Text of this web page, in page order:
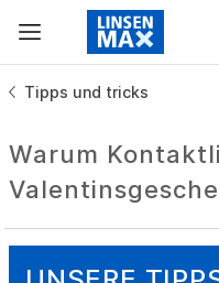
Tipps und tricks
Warum